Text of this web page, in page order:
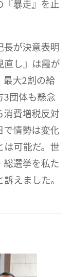
『暴走』を止
が決意表明
直し』は霞が
最大2割の給
3団体も懸念
消費増税反対
で情勢は変化
は可能だ。世
総選挙を私た
えました。